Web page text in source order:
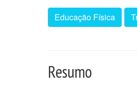
Educação Física
Resumo